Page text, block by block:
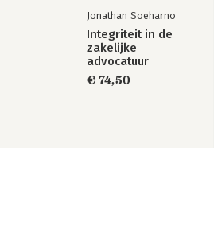
Jonathan Soeharno
Integriteit in de
zakelijke
advocatuur
€ 74,50